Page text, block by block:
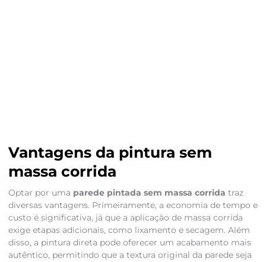
Vantagens da pintura sem
massa corrida
Optar por uma parede pintada sem massa corrida traz
diversas vantagens. Primeiramente, a economia de tempo e
custo é significativa, já que a aplicação de massa corrida
exige etapas adicionais, como lixamento e secagem. Além
disso, a pintura direta pode oferecer um acabamento mais
autêntico, permitindo que a textura original da parede seja